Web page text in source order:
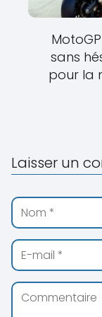
sans
pour la
Laisser un